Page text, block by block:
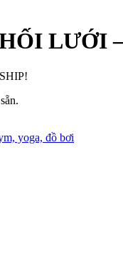
LƯỚI
yoga, đồ bơi